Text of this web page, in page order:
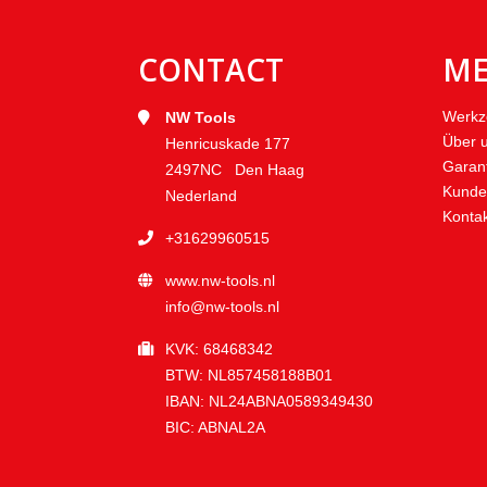
CONTACT
NW Tools
Henricuskade 177
2497NC Den Haag
Nederland
+31629960515
www.nw-tools.nl
info@nw-tools.nl
KVK: 68468342
BTW: NL857458188B01
IBAN: NL24ABNA0589349430
BIC: ABNAL2A
Über